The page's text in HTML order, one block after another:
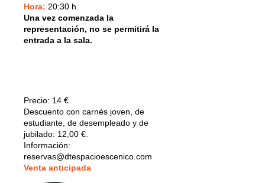
Hora: 20:30 h.
Una vez comenzada la
representación, no se permitirá la
entrada a la sala.
Precio: 14 €.
Descuento con carnés joven, de
estudiante, de desempleado y de
jubilado: 12,00 €.
Información:
reservas@dtespacioescenico.com
Venta anticipada